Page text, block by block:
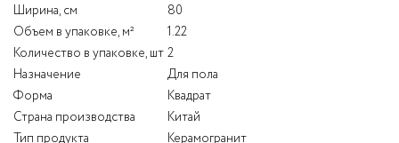
Ширина, см
80
Объем в упаковке, м²
1.22
Количество в упаковке, шт 2
Назначение
Для пола
Форма
Квадрат
Страна производства
Китай
Тип продукта
Керамогранит